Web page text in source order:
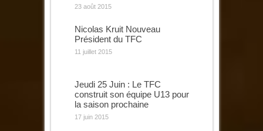
23 août 2015
Nicolas Kruit Nouveau
Président du TFC
11 juillet 2015
Jeudi 25 Juin : Le TFC
construit son équipe U13 pour
la saison prochaine
17 juin 2015